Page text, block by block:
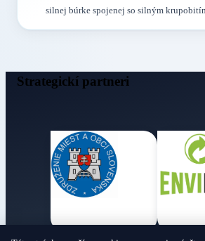
silnej búrke spojenej so silným
Strategickí partneri